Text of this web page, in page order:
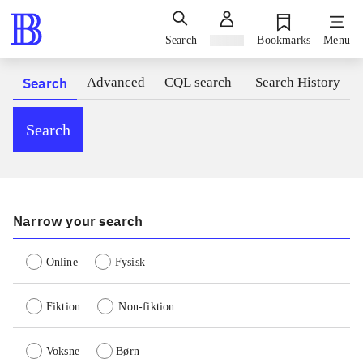
Search Bookmarks Menu
Search Advanced CQL search Search History
Search
Narrow your search
Online Fysisk
Fiktion Non-fiktion
Voksne Børn